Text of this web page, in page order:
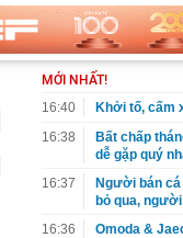
MỚI NHẤT!
16:40
Khởi tố, cấm
16:38
Bất chấp
dễ gặp quý
16:37
Người bán
bỏ qua,
16:36
Omoda &